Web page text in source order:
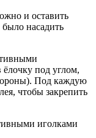
и оставить
насадить
ёлочку под углом,
Под каждую
чтобы закрепить